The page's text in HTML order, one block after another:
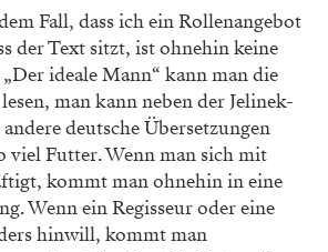
Fall, dass ich ein Rollenangebot
der Text sitzt, ist ohnehin keine
ideale Mann“ kann man die
man kann neben der Jelinek-
deutsche Übersetzungen
viel Futter. Wenn man sich mit
kommt man ohnehin in eine
Wenn ein Regisseur oder eine
hinwill, kommt man